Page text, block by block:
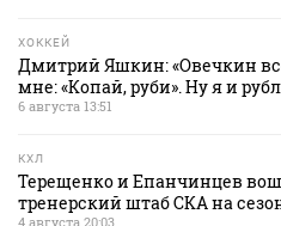
ХОККЕЙ
Дмитрий Яшкин: «Овечкин
мне: «Копай, руби». Ну я и
6 августа 13:51
КХЛ
Терещенко и Епанчинцев
тренерский штаб СКА на
4 августа 20:03